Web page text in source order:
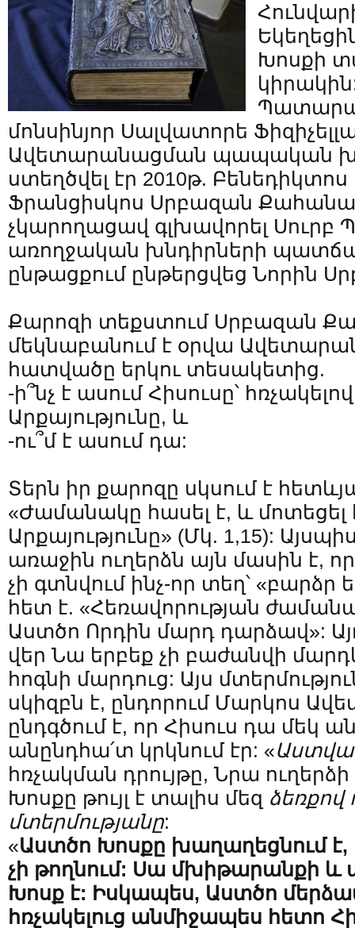
Խոսքի
մոնսինյոր Սալվատորե
Ավետարանացման պապական
ստեղծվել էր 2010թ. Բենեդիկտոս
Ֆրանցիսկոս Սրբազան
չկարողացավ գլխավորել Սուրբ
առողջական խնդիրների
ընթացքում ընթերցվեց Նորին
Քարոզի տեքստում Սրբազան
մեկնաբանում է օրվա
հատվածը երկու տեսակետից.
-ի՞նչ է ասում Հիսուսը՝
Արքայությունը, և
-ու՞մ է ասում դա:
Տերն իր քարոզը սկսում է
«Ժամանակը հասել է, և մոտեցել
Արքայությունը» (Մկ. 1,15):
առաջին ուղերձն այն մասին է,
չի գտնվում ինչ-որ տեղ՝ «բարձր
հետ է. «Հեռավորության
Աստծո Որդին մարդ դարձավ»:
վեր Նա երբեք չի բաժանվի
հոգնի մարդուց: Այս
սկիզբն է, ընդորում Մարկոս
ընդգծում է, որ Հիսուս դա մեկ
անընդհա՛տ կրկնում էր: «
հռչակման դրույթը, Նրա
Խոսքը թույլ է տալիս մեզ ձեռքով
մտերմությանը:
«Աստծո Խոսքը խաղաղեցնում
չի թողնում: Սա մխիթարանքի և
Խոսք է: Իսկապես, Աստծո
հռչակելուց անմիջապես հետո